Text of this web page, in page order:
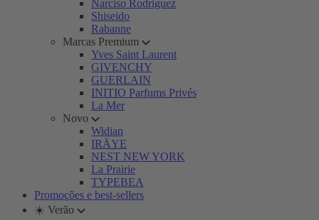
Narciso Rodriguez
Shiseido
Rabanne
Marcas Premium
Yves Saint Laurent
GIVENCHY
GUERLAIN
INITIO Parfums Privés
La Mer
Novo
Widian
IRÄYE
NEST NEW YORK
La Prairie
TYPEBEA
Promoções e best-sellers
☀️ Verão